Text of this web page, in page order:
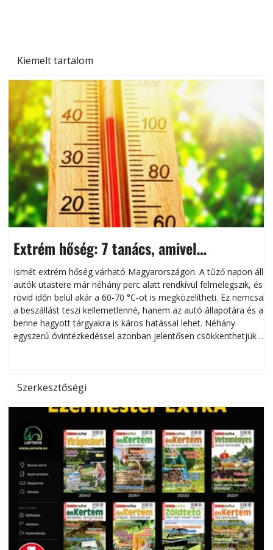
Kiemelt tartalom
Extrém hőség: 7 tanács, amivel
megóvhatjuk autónkat a nyári károktól
Ismét extrém hőség várható Magyarországon. A tűző napon álló
autók utastere már néhány perc alatt rendkívül felmelegszik, és
rövid időn belül akár a 60-70 °C-ot is megközelítheti. Ez nemcsak
a beszállást teszi kellemetlenné, hanem az autó állapotára és a
benne hagyott tárgyakra is káros hatással lehet. Néhány
egyszerű óvintézkedéssel azonban jelentősen csökkenthetjük a
Szerkesztőségi